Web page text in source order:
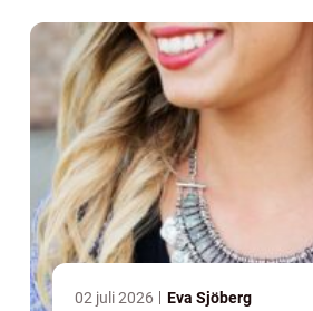
02 juli 2026 Eva Sjöberg